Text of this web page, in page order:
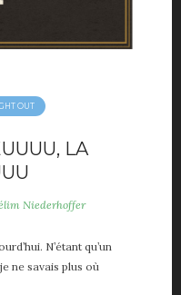
OUT
LA
Niederhoffer
N’étant qu’un
ne savais plus où